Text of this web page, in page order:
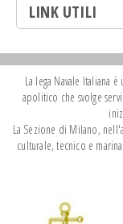
LINK UTILI
La lega Navale Italiana
apolitico che svolge
La Sezione di Milano,
culturale, tecnico e